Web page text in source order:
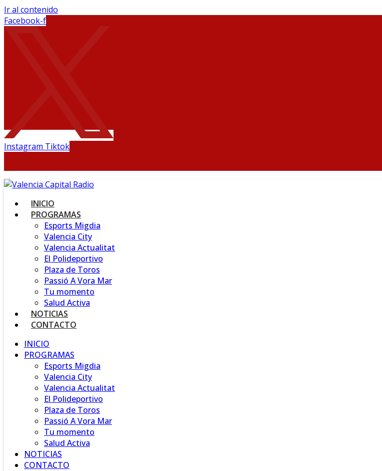
Ir al contenido
Facebook-f
Instagram Tiktok
INICIO
PROGRAMAS
Esports Migdia
Valencia City
Valencia Actualitat
El Polideportivo
Plaza de Toros
Passió A Vora Mar
Tu momento
Salud Activa
NOTICIAS
CONTACTO
INICIO
PROGRAMAS
Esports Migdia
Valencia City
Valencia Actualitat
El Polideportivo
Plaza de Toros
Passió A Vora Mar
Tu momento
Salud Activa
NOTICIAS
CONTACTO